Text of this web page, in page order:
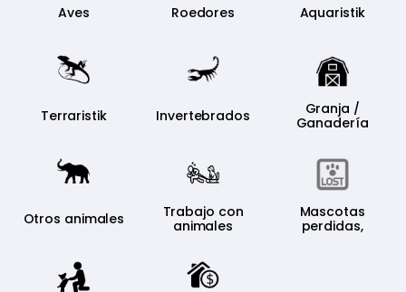
Aves Roedores Aquaristik
Terraristik Invertebrados
Granja /
Ganadería
Otros animales
Trabajo con
animales
Mascotas
perdidas,